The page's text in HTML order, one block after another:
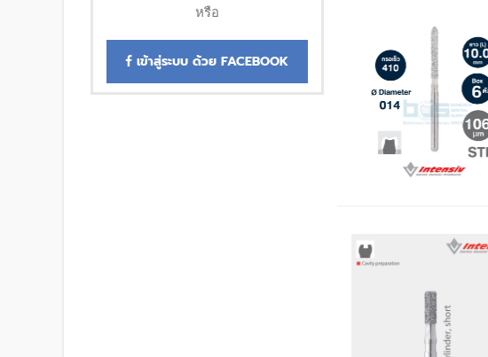
หรือ
เข้าสู่ระบบ ด้วย FACEBOOK